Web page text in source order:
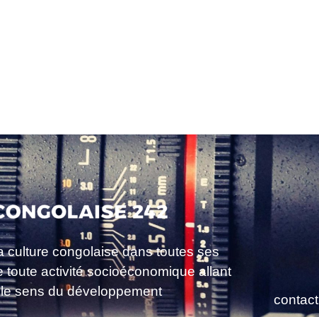
culture congolaise dans toutes ses
toute activité socioéconomique allant
sens du développement